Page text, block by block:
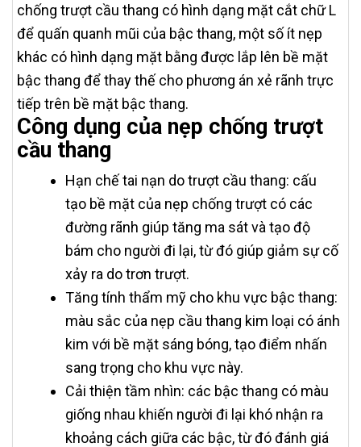
chống trượt cầu thang có hình dạng mặt cắt chữ L
để quấn quanh mũi của bậc thang, một số ít nẹp
khác có hình dạng mặt bằng được lắp lên bề mặt
bậc thang để thay thế cho phương án xẻ rãnh trực
tiếp trên bề mặt bậc thang.
Công dụng của nẹp chống trượt
cầu thang
Hạn chế tai nạn do trượt cầu thang: cấu
tạo bề mặt của nẹp chống trượt có các
đường rãnh giúp tăng ma sát và tạo độ
bám cho người đi lại, từ đó giúp giảm sự cố
xảy ra do trơn trượt.
Tăng tính thẩm mỹ cho khu vực bậc thang:
màu sắc của nẹp cầu thang kim loại có ánh
kim với bề mặt sáng bóng, tạo điểm nhấn
sang trọng cho khu vực này.
Cải thiện tầm nhìn: các bậc thang có màu
giống nhau khiến người đi lại khó nhận ra
khoảng cách giữa các bậc, từ đó đánh giá